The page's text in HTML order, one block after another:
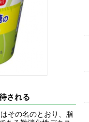
される
その名のとおり、脂